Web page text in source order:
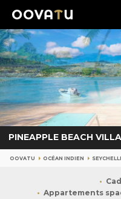
PINEAPPLE BEACH
OOVATU OCÉAN INDIEN
Appartements